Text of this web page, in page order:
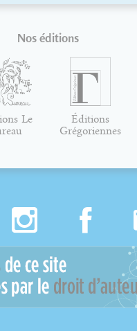
Nos éditions
Le
Éditions
Grégoriennes